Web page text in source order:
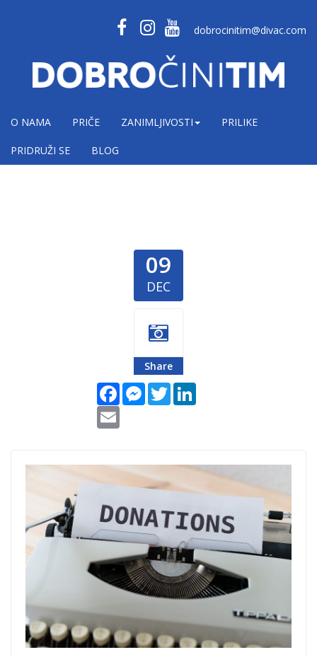
dobrocinitim@divac.com
O NAMA PRIČE ZANIMLJIVOSTI PRILIKE
PRIDRUŽI SE BLOG
09
DEC
Share
FacebookMessenger
Twitter
donacija-
matijevic-budi-
human.jpg